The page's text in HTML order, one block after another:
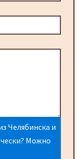
Челябинска и
Можно